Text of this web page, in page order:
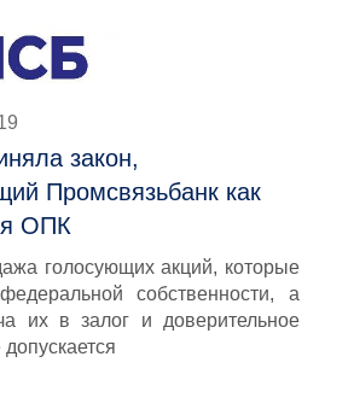
закон,
Промсвязьбанк как
ОПК
голосующих акций, которые
собственности, а
их в залог и доверительное